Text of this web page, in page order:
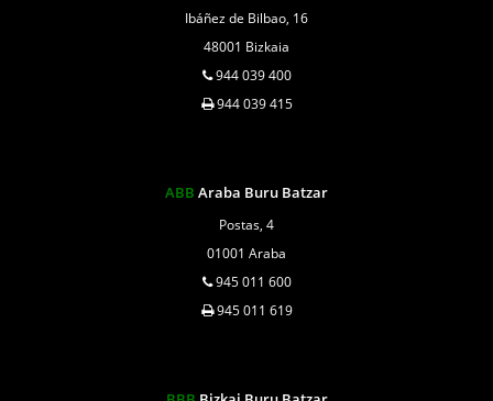
Ibáñez de Bilbao, 16
48001 Bizkaia
944 039 400
944 039 415
ABB Araba Buru Batzar
Postas, 4
01001 Araba
945 011 600
945 011 619